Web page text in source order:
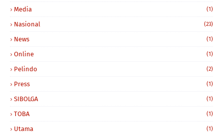
Media (1)
Nasional (23)
News (1)
Online (1)
Pelindo (2)
Press (1)
SIBOLGA (1)
TOBA (1)
Utama (1)